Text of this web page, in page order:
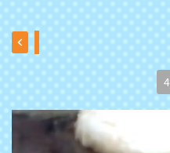
4